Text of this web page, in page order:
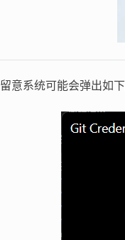
留意系统可能会弹出如